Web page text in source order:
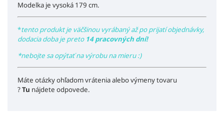
Modelka je vysoká 179 cm.
*tento produkt je väčšinou vyrábaný až po prijatí objednávky,
dodacia doba je preto 14 pracovných dní!
*nebojte sa opýtať na výrobu na mieru :)
Máte otázky ohľadom vrátenia alebo výmeny tovaru
?Tu nájdete odpovede.